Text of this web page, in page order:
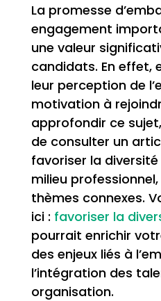
La promesse
engagement
une valeur
candidats. En effet,
leur perception de
motivation à
approfondir ce
de consulter un
favoriser la diversité
milieu
thèmes connexes.
ici : favoriser la
pourrait enrichir
des enjeux liés à
l’intégration des
organisation.